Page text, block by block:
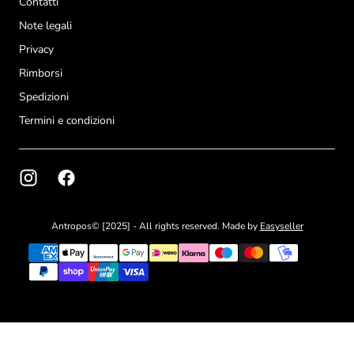
Note legali
Privacy
Rimborsi
Spedizioni
Termini e condizioni
Antropos© [2025] - All rights reserved. Made by Easyseller
{"title"=>"Metodi
pagamento"}